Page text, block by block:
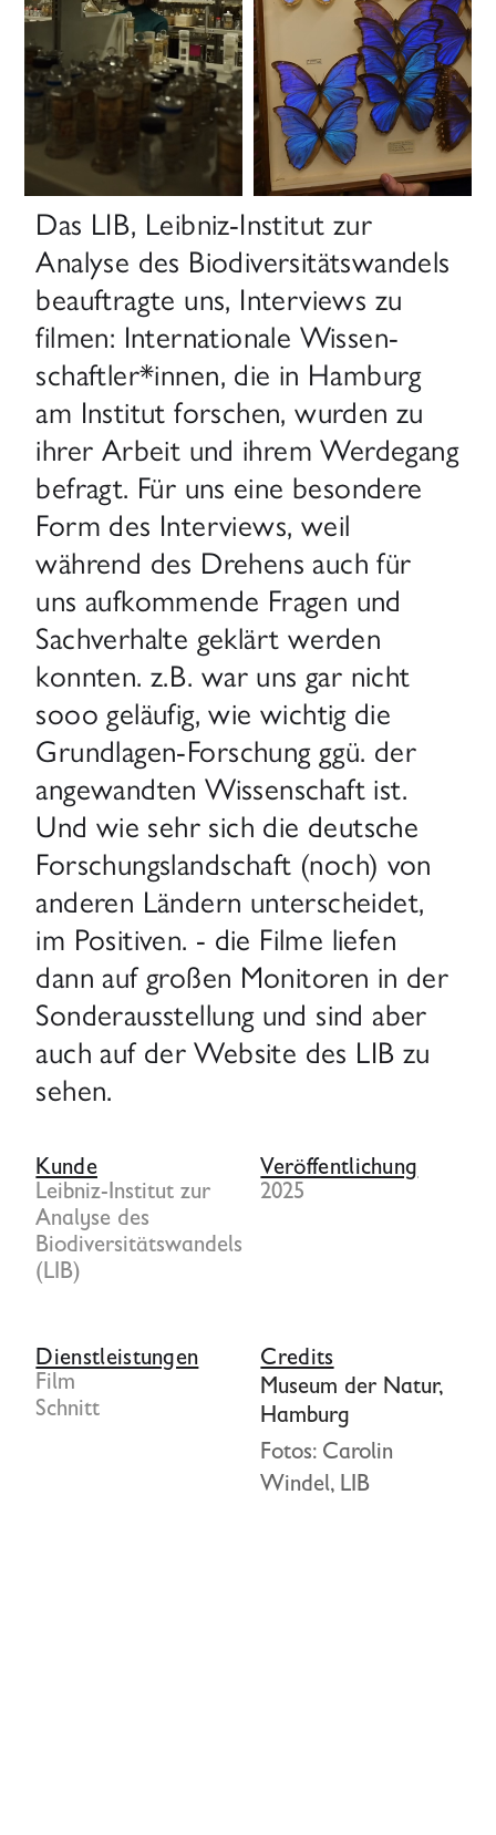
Das LIB, Leibniz-Institut zur
Analyse des Biodiversitätswandels
beauftragte uns, Interviews zu
filmen: Internationale Wissen­
schaftler*innen, die in Hamburg
am Institut forschen, wurden zu
ihrer Arbeit und ihrem Werdegang
befragt. Für uns eine besondere
Form des Interviews, weil
während des Drehens auch für
uns aufkommende Fragen und
Sachverhalte geklärt werden
konnten. z.B. war uns gar nicht
sooo geläufig, wie wichtig die
Grundlagen-Forschung ggü. der
angewandten Wissenschaft ist.
Und wie sehr sich die deutsche
Forschungslandschaft (noch) von
anderen Ländern unterscheidet,
im Positiven. - die Filme liefen
dann auf großen Monitoren in der
Sonderausstellung und sind aber
auch auf der Website des LIB zu
sehen.
Kunde
Leibniz-Institut zur
Analyse des
Biodiversitätswandels
(LIB)
Veröffentlichung
2025
Dienstleistungen
Film
Schnitt
Credits
Museum der Natur,
Hamburg
Fotos: Carolin
Windel, LIB